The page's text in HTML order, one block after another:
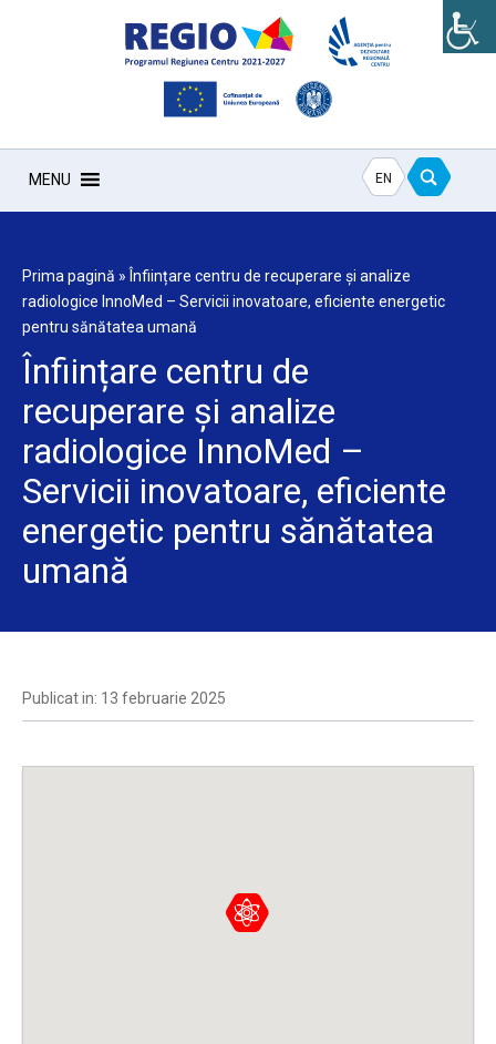
MENU EN
Prima pagină » Înființare centru de recuperare și analize
radiologice InnoMed – Servicii inovatoare, eficiente energetic
pentru sănătatea umană
Înființare centru de
recuperare și analize
radiologice InnoMed –
Servicii inovatoare, eficiente
energetic pentru sănătatea
umană
Publicat in: 13 februarie 2025